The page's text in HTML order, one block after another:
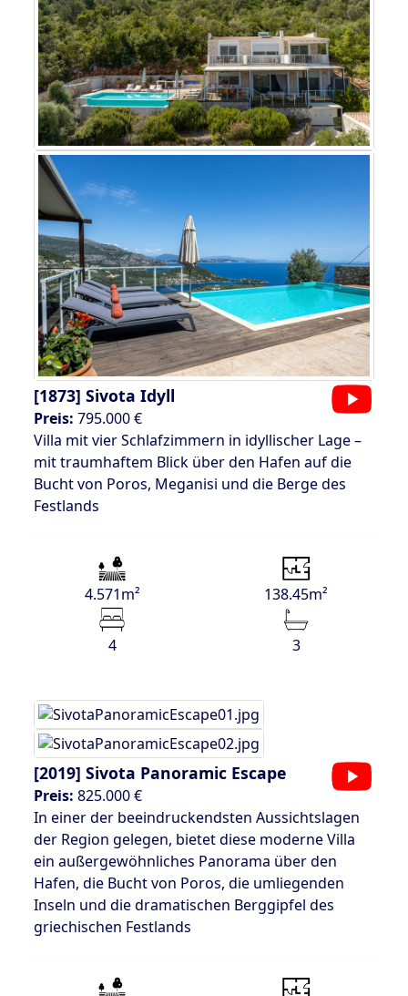
[1873] Sivota Idyll
Preis: 795.000 €
Villa mit vier Schlafzimmern in idyllischer Lage –
mit traumhaftem Blick über den Hafen auf die
Bucht von Poros, Meganisi und die Berge des
Festlands
4.571m² 138.45m²
4 3
[2019] Sivota Panoramic Escape
Preis: 825.000 €
In einer der beeindruckendsten Aussichtslagen
der Region gelegen, bietet diese moderne Villa
ein außergewöhnliches Panorama über den
Hafen, die Bucht von Poros, die umliegenden
Inseln und die dramatischen Berggipfel des
griechischen Festlands